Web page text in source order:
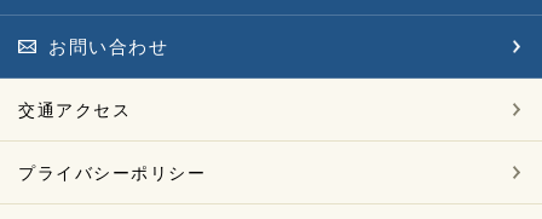
お問い合わせ
交通アクセス
プライバシーポリシー